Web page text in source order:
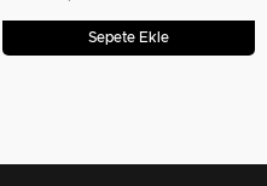
Sepete Ekle